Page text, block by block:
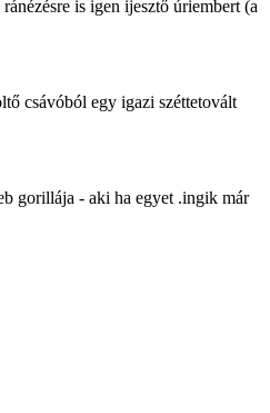
is igen ijesztő úriembert (a
csávóból egy igazi széttetovált
gorillája - aki ha egyet .ingik már